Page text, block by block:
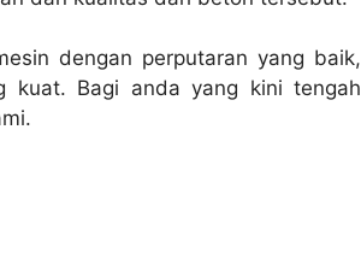
dengan perputaran yang baik,
kuat. Bagi anda yang kini tengah